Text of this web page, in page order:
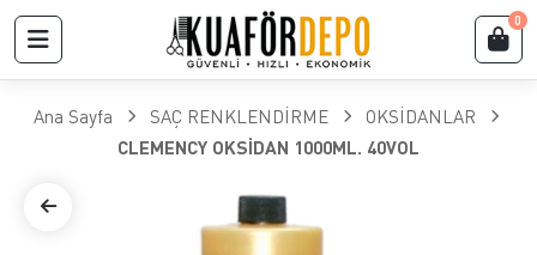
0
Ana Sayfa SAÇ RENKLENDİRME
OKSİDANLAR
CLEMENCY OKSİDAN 1000ML. 40VOL